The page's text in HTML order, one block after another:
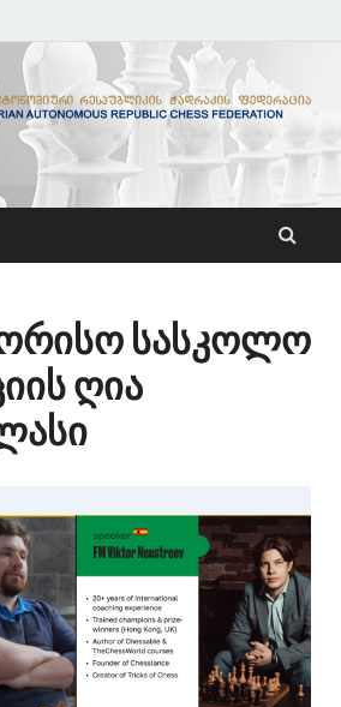
სასკოლო
ღია